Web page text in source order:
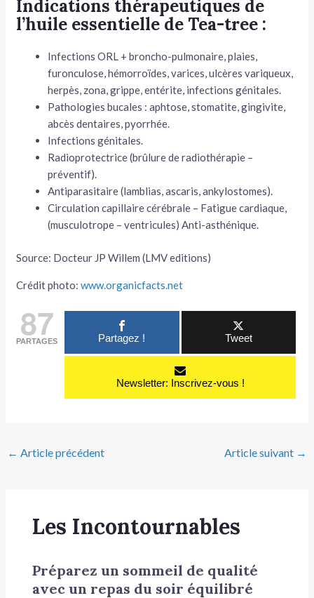
Indications thérapeutiques de
l’huile essentielle de Tea-tree :
Infections ORL + broncho-pulmonaire, plaies,
furoncu­lose, hémorroïdes, varices, ulcères variqueux,
herpès, zona, grippe, entérite, infections génitales.
Pathologies bucales : aphtose, stomatite, gingivite,
abcès dentaires, pyorrhée.
Infections génitales.
Radioprotectrice (brûlure de radiothérapie –
préventif).
Antiparasitaire (lamblias, ascaris, ankylostomes).
Circulation capillaire cérébrale – Fatigue cardiaque,
(musculotrope – ventricules) Anti-asthénique.
Source: Docteur JP Willem (LMV editions)
Crédit photo:www.organicfacts.net
87
PARTAGES Partagez ! Tweet
Newsletter: Inscrivez-vous !
← Article précédent Article suivant →
Les Incontournables
Préparez un sommeil de qualité
avec un repas du soir équilibré